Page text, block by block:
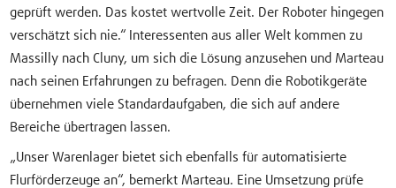
geprüft werden. Das kostet wertvolle Zeit. Der Roboter hingegen
verschätzt sich nie.“ Interessenten aus aller Welt kommen zu
Massilly nach Cluny, um sich die Lösung anzusehen und Marteau
nach seinen Erfahrungen zu befragen. Denn die Robotikgeräte
übernehmen viele Standardaufgaben, die sich auf andere
Bereiche übertragen lassen.
„Unser Warenlager bietet sich ebenfalls für automatisierte
Flurförderzeuge an“, bemerkt Marteau. Eine Umsetzung prüfe